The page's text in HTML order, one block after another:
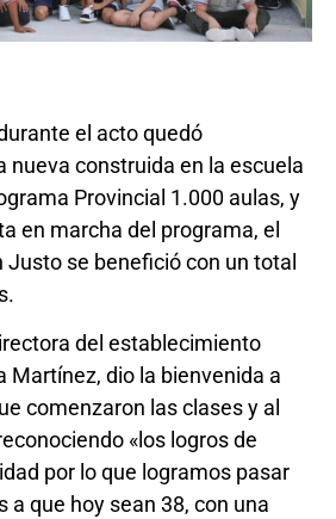
el acto quedó
nueva construida en la escuela
Provincial 1.000 aulas, y
en marcha del programa, el
se benefició con un total
del establecimiento
Martínez, dio la bienvenida a
comenzaron las clases y al
«los logros de
por lo que logramos pasar
a que hoy sean 38, con una